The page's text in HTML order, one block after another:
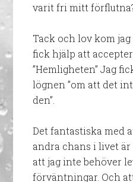
varit fri mitt
Tack och lov kom
fick hjälp att
”Hemligheten” Jag
lögnen ”om att det
den”.
Det fantastiska med
andra chans i livet
att jag inte behöver
förväntningar. Och